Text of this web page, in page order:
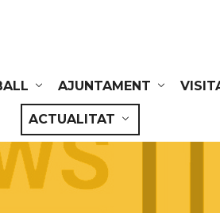
AJUNTAMENT
ACTUALITAT